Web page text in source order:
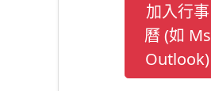
加入行事
曆 (如 Ms
Outlook)